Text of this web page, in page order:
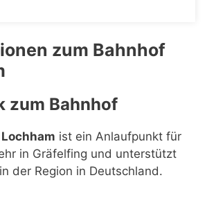
zum Bahnhof
zum Bahnhof
ist ein Anlaufpunkt für
in Gräfelfing und unterstützt
der Region in Deutschland.